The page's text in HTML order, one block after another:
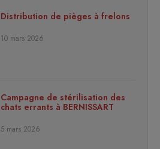
Distribution de pièges à frelons
10 mars 2026
Campagne de stérilisation des
chats errants à BERNISSART
5 mars 2026